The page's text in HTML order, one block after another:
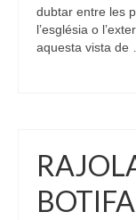
dubtar entre les
l’església o
aquesta vista de